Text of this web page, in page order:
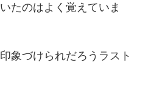
たのはよく覚えていま
象づけられだろうラスト